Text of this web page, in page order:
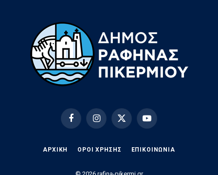
FacebookInstagramX
YouTube
ΑΡΧΙΚΗ ΟΡΟΙ ΧΡΗΣΗΣ EΠΙΚΟΙΝΩΝΊΑ